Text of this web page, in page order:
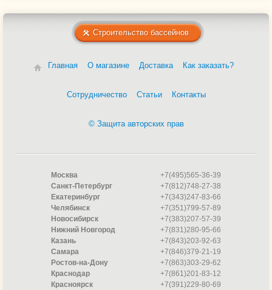
Строительство бассейнов
Главная О магазине Доставка Как заказать?
Сотрудничество Статьи Контакты
© Защита авторских прав
Москва
+7(495)565-36-39
Санкт-Петербург
+7(812)748-27-38
Екатеринбург
+7(343)247-83-66
Челябинск
+7(351)799-57-89
Новосибирск
+7(383)207-57-39
Нижний Новгород
+7(831)280-95-66
Казань
+7(843)203-92-63
Самара
+7(846)379-21-19
Ростов-на-Дону
+7(863)303-29-62
Краснодар
+7(861)201-83-12
Красноярск
+7(391)229-80-69